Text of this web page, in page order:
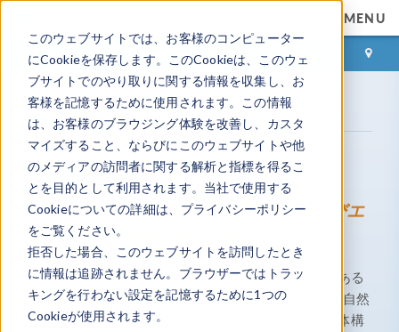
このウェブサイトでは、お客様のコンピューター
にCookieを保存します。このCookieは、このウェ
ブサイトでのやり取りに関する情報を収集し、お
客様を記憶するために使用されます。この情報
は、お客様のブラウジング体験を改善し、カスタ
マイズすること、ならびにこのウェブサイトや他
のメディアの訪問者に関する解析と指標を得るこ
とを目的として利用されます。当社で使用する
Cookieについての詳細は、プライバシーポリシー
をご覧ください。
拒否した場合、このウェブサイトを訪問したとき
に情報は追跡されません。ブラウザーではトラッ
キングを行わない設定を記憶するために1つの
Cookieが使用されます。
MENU
ログイン お問い合わせ
製品多孔質媒体流れモジュール
多孔質媒体流れモジュール
多孔質媒体における質量, 運動量, およびエ
ネルギーの輸送をモデル化
COMSOL Multiphysics®
ソフトウェアのアドオンである
多孔質媒体流れモジュールを使用することで, 多くの自然
および人工的なシステムに見られる複雑な多孔質媒体構